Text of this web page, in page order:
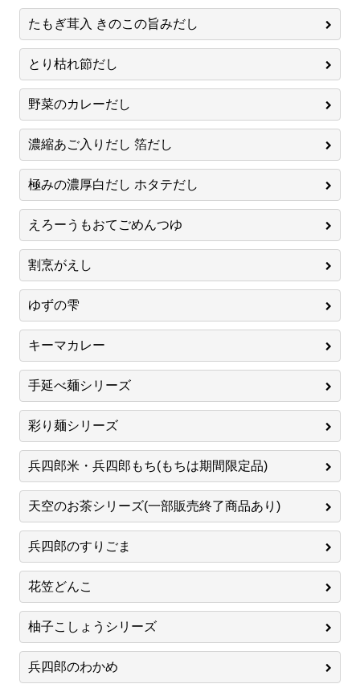
たもぎ茸入 きのこの旨みだし
とり枯れ節だし
野菜のカレーだし
濃縮あご入りだし 箔だし
極みの濃厚白だし ホタテだし
えろーうもおてごめんつゆ
割烹がえし
ゆずの雫
キーマカレー
手延べ麺シリーズ
彩り麺シリーズ
兵四郎米・兵四郎もち(もちは期間限定品)
天空のお茶シリーズ(一部販売終了商品あり)
兵四郎のすりごま
花笠どんこ
柚子こしょうシリーズ
兵四郎のわかめ